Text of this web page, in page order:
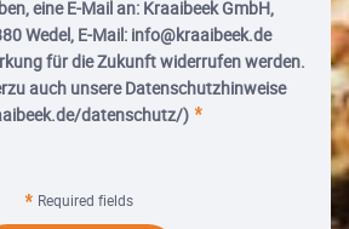
eine E-Mail an: Kraaibeek GmbH,
Wedel, E-Mail: info@kraaibeek.de
für die Zukunft widerrufen werden.
auch unsere Datenschutzhinweise
datenschutz/)
Required fields